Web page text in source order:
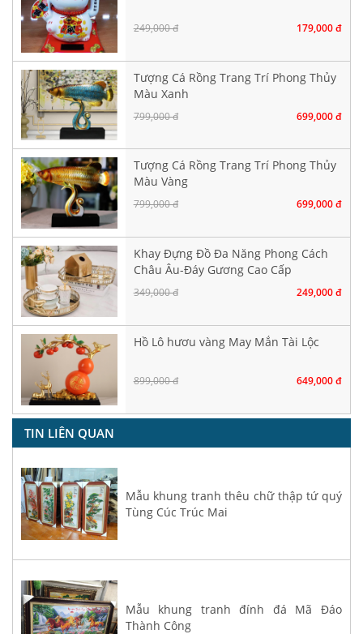
249,000 đ 179,000 đ
Tượng Cá Rồng Trang Trí Phong Thủy
Màu Xanh
799,000 đ 699,000 đ
Tượng Cá Rồng Trang Trí Phong Thủy
Màu Vàng
799,000 đ 699,000 đ
Khay Đựng Đồ Đa Năng Phong Cách
Châu Âu-Đáy Gương Cao Cấp
349,000 đ 249,000 đ
Hồ Lô hươu vàng May Mắn Tài Lộc
899,000 đ 649,000 đ
TIN LIÊN QUAN
Mẫu khung tranh thêu chữ thập tứ quý
Tùng Cúc Trúc Mai
Mẫu khung tranh đính đá Mã Đáo
Thành Công